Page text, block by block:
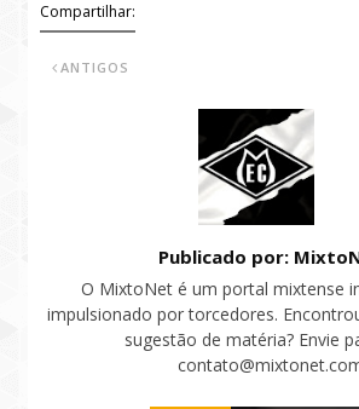
Compartilhar:
ANTIGOS
Publicado por:
O MixtoNet é um portal mixtense
impulsionado por torcedores.
sugestão de matéria? Envie